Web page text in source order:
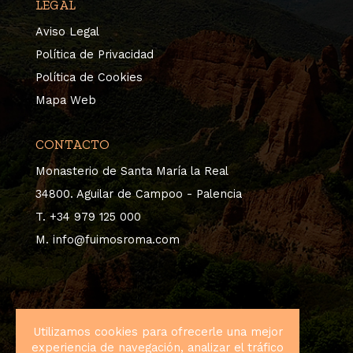
Utilizamos cookies para ofrecerle una mejor
experiencia de navegación, analizar el tráfico
LEGAL
Aviso Legal
Política de Privacidad
Política de Cookies
Mapa Web
CONTACTO
Monasterio de Santa María la Real
34800. Aguilar de Campoo - Palencia
T. +34 979 125 000
M. info@fuimosroma.com